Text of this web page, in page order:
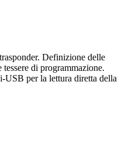
Definizione delle
di programmazione.
USB per la lettura diretta della